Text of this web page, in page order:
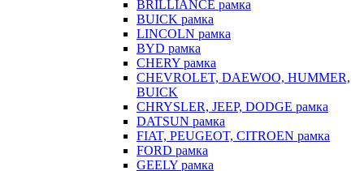
BRILLIANCE рамка
BUICK рамка
LINCOLN рамка
BYD рамка
CHERY рамка
CHEVROLET, DAEWOO, HUMMER,
BUICK
CHRYSLER, JEEP, DODGE рамка
DATSUN рамка
FIAT, PEUGEOT, CITROEN рамка
FORD рамка
GEELY рамка